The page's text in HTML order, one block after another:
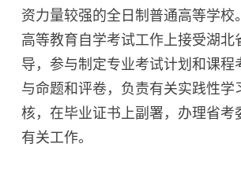
资力量较强的全日制普通高等学校
高等教育自学考试工作上接受湖北
导，参与制定专业考试计划和课程
与命题和评卷，负责有关实践性学
核，在毕业证书上副署，办理省考
有关工作。